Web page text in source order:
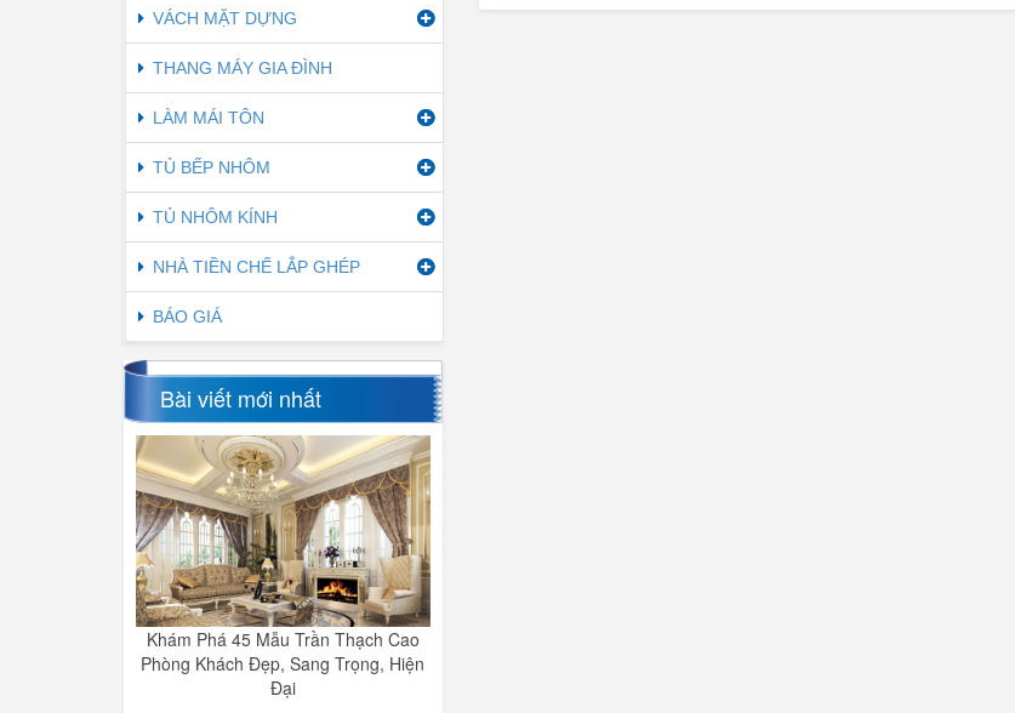
VÁCH MẶT DỰNG
THANG MÁY GIA ĐÌNH
LÀM MÁI TÔN
TỦ BẾP NHÔM
TỦ NHÔM KÍNH
NHÀ TIỀN CHẾ LẮP GHÉP
BÁO GIÁ
Bài viết mới nhất
Khám Phá 45 Mẫu Trần Thạch Cao
Phòng Khách Đẹp, Sang Trọng, Hiện
Đại